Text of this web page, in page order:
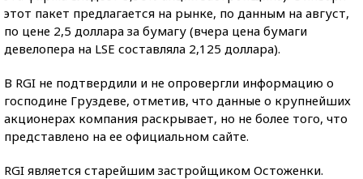
этот пакет предлагается на рынке, по данным на август,
по цене 2,5 доллара за бумагу (вчера цена бумаги
девелопера на LSE составляла 2,125 доллара).
В RGI не подтвердили и не опровергли информацию о
господине Груздеве, отметив, что данные о крупнейших
акционерах компания раскрывает, но не более того, что
представлено на ее официальном сайте.
RGI является старейшим застройщиком Остоженки.